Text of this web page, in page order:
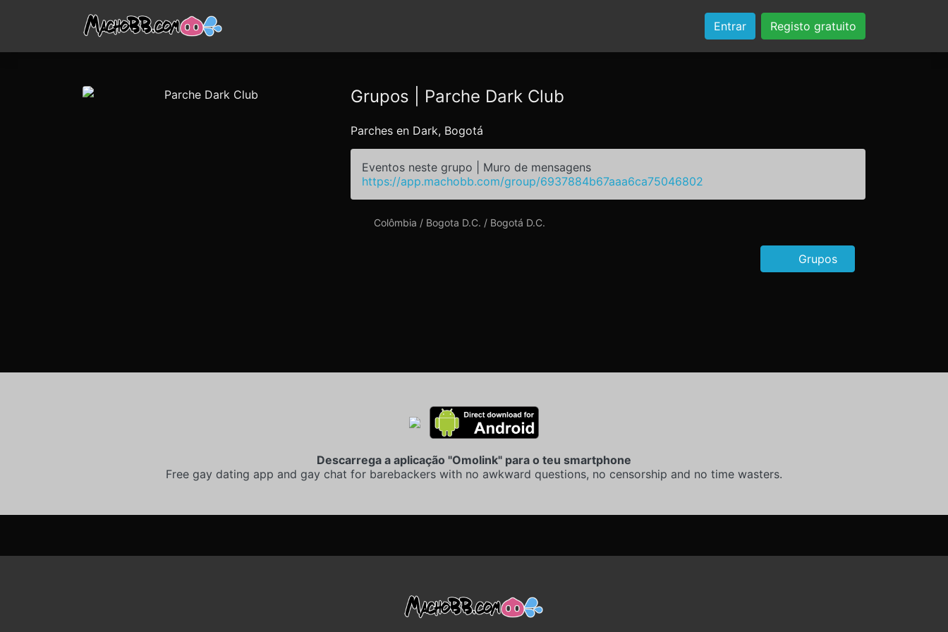
Entrar Registo gratuito
Grupos | Parche Dark Club
Parches en Dark, Bogotá
Eventos neste grupo | Muro de mensagens
https://app.machobb.com/group/6937884b67aaa6ca75046802
Colômbia / Bogota D.C. / Bogotá D.C.
Grupos
Descarrega a aplicação "Omolink" para o teu smartphone
Free gay dating app and gay chat for barebackers with no awkward questions, no censorship and no time wasters.